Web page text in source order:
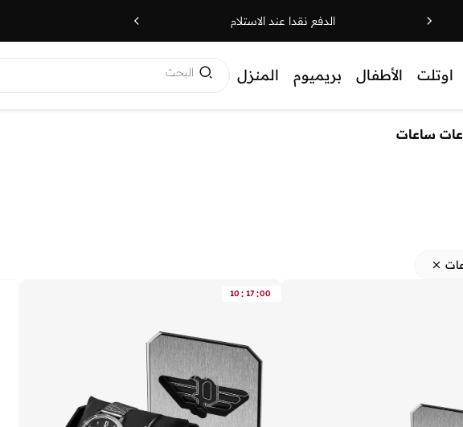
الدفع نقدا عند الاستلام
اوتلت الأطفال بريميوم المنزل البحث
ساعات
10 : 17 :00